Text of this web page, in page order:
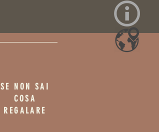
SE NON SAI
COSA
REGALARE